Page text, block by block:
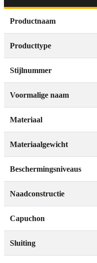
Productnaam
Producttype
Stijlnummer
Voormalige naam
Materiaal
Materiaalgewicht
Beschermingsniveaus
Naadconstructie
Capuchon
Sluiting